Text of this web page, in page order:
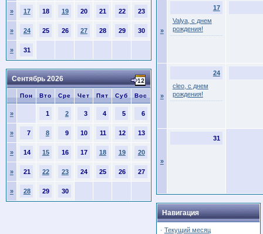
» 17 18 19 20 21 22 23
» 24 25 26 27 28 29 30
» 31
Сентябрь 2026
Пон Вто Сре Чет Пят Суб Вос
» 1 2 3 4 5 6
» 7 8 9 10 11 12 13
» 14 15 16 17 18 19 20
» 21 22 23 24 25 26 27
» 28 29 30
»
17
Valya, с днем
рождения!
»
24
cleo, с днем
рождения!
»
31
Навигация
· Текущий месяц